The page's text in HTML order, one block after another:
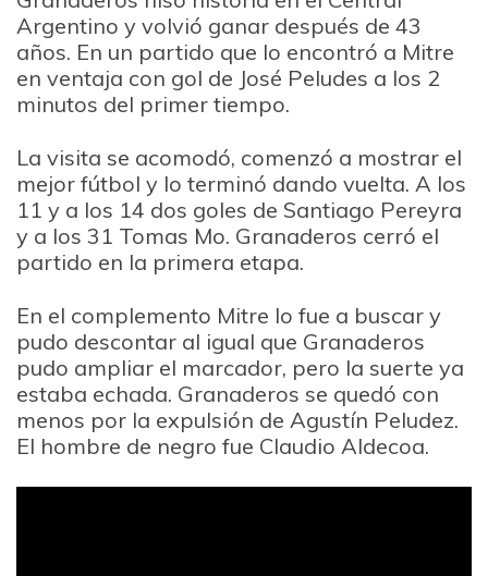
Argentino y volvió ganar después de 43
años. En un partido que lo encontró a Mitre
en ventaja con gol de José Peludes a los 2
minutos del primer tiempo.
La visita se acomodó, comenzó a mostrar el
mejor fútbol y lo terminó dando vuelta. A los
11 y a los 14 dos goles de Santiago Pereyra
y a los 31 Tomas Mo. Granaderos cerró el
partido en la primera etapa.
En el complemento Mitre lo fue a buscar y
pudo descontar al igual que Granaderos
pudo ampliar el marcador, pero la suerte ya
estaba echada. Granaderos se quedó con
menos por la expulsión de Agustín Peludez.
El hombre de negro fue Claudio Aldecoa.